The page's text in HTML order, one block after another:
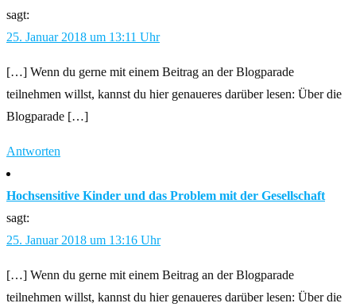
sagt:
25. Januar 2018 um 13:11 Uhr
[…] Wenn du gerne mit einem Beitrag an der Blogparade
teilnehmen willst, kannst du hier genaueres darüber lesen: Über die
Blogparade […]
Antworten
Hochsensitive Kinder und das Problem mit der Gesellschaft
sagt:
25. Januar 2018 um 13:16 Uhr
[…] Wenn du gerne mit einem Beitrag an der Blogparade
teilnehmen willst, kannst du hier genaueres darüber lesen: Über die